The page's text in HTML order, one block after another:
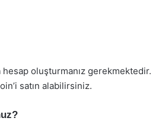
oluşturmanız gerekmektedir.
satın alabilirsiniz.